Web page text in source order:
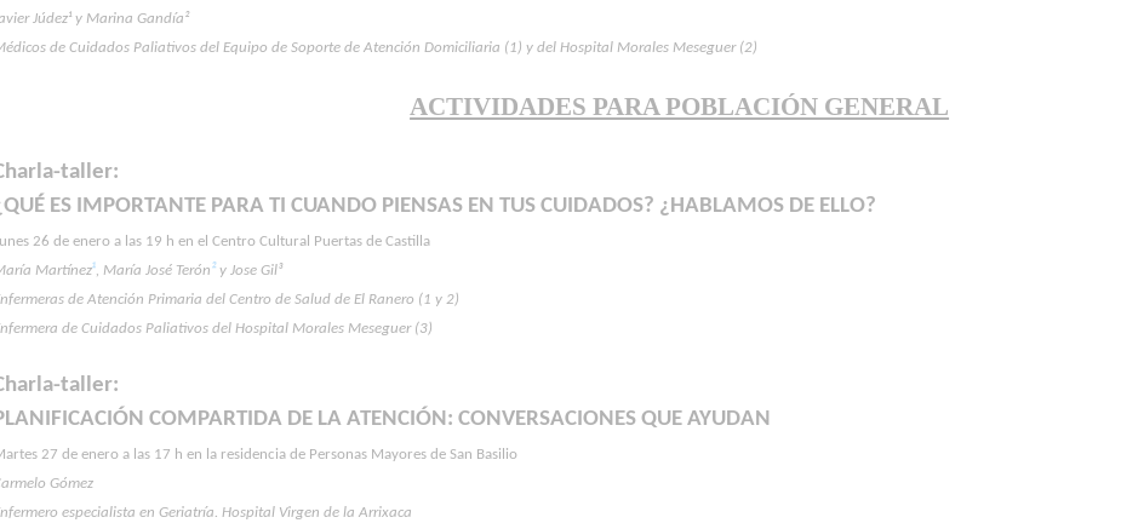
Júdez¹ y Marina Gandía²
de Cuidados Paliativos del Equipo de Soporte de Atención Domiciliaria (1) y del Hospital Morales Meseguer (2)
ACTIVIDADES PARA POBLACIÓN GENERAL
taller:
ES IMPORTANTE PARA TI CUANDO PIENSAS EN TUS CUIDADOS? ¿HABLAMOS DE ELLO?
26 de enero a las 19 h en el Centro Cultural Puertas de Castilla
Martínez¹, María José Terón² y Jose Gil³
de Atención Primaria del Centro de Salud de El Ranero (1 y 2)
de Cuidados Paliativos del Hospital Morales Meseguer (3)
taller:
COMPARTIDA DE LA ATENCIÓN: CONVERSACIONES QUE AYUDAN
27 de enero a las 17 h en la residencia de Personas Mayores de San Basilio
Gómez
especialista en Geriatría. Hospital Virgen de la Arrixaca